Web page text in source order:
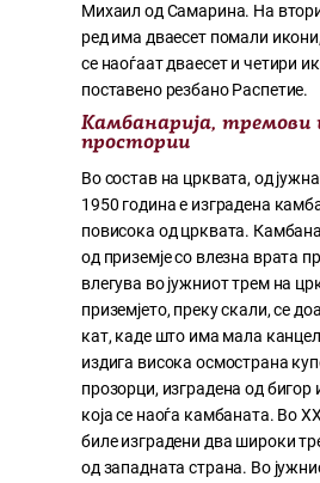
Михаил од Самарина. На
ред има дваесет помали
се наоѓаат дваесет и четири
поставено резбано Распетие.
Камбанарија,
простории
Во состав на црквата, од
1950 година е изградена
повисока од црквата.
од приземје со влезна врата
влегува во јужниот трем на
приземјето, преку скали, се
кат, каде што има мала
издига висока осмострана
прозорци, изградена од бигор
која се наоѓа камбаната. Во
биле изградени два широки
од западната страна. Во